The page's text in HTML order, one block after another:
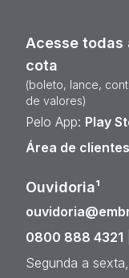
Acesse todas
cota
(boleto, lance,
de valores)
Pelo App: Play
Área de clientes
Ouvidoria¹
0800 888 4321
Segunda a